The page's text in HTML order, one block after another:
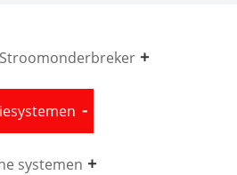
Stroomonderbreker
systemen